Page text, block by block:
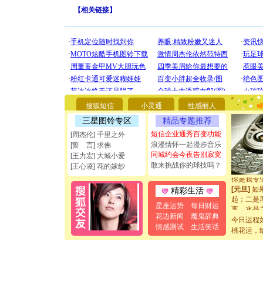
【相关链接】
搜狐短信 小灵通 性感丽人
三星图铃专区
[周杰伦] 千里之外
[誓 言] 求佛
[王力宏] 大城小爱
[王心凌] 花的嫁纱
精品专题推荐
短信企业通秀百变功能
浪漫情怀一起漫步音乐
同城约会今夜告别寂寞
敢来挑战你的球技吗？
精彩生活
星座运势
每日财运
花边新闻
魔鬼辞典
情感测试
生活笑话
[圣诞节]
要平安！
[圣诞节]
能正大光
都要快乐
[圣诞节]
如意,快
[元旦]看
断电。爱
你是我专
[元旦]如
起；二是
离。水晶
[元旦]当
泣，这痛
卖了。水
今日运程
桃花运，